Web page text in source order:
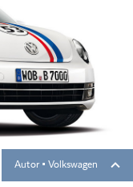
Autor ▪ Volkswagen